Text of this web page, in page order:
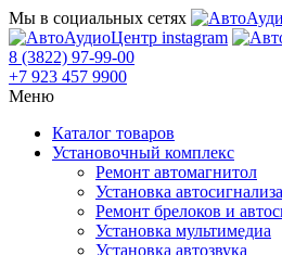
Мы в социальных сетях
8 (3822) 97-99-00
+7 923 457 9900
Меню
Каталог товаров
Установочный комплекс
Ремонт автомагнитол
Установка
Ремонт брелоков и
Установка мультимедиа
Установка автозвука